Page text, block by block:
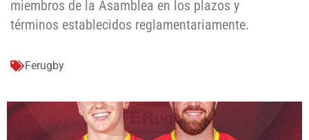
miembros de la Asamblea en los plazos y
términos establecidos reglamentariamente.
Ferugby